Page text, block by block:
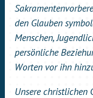
den Glauben
Menschen,
persönliche
Worten vor ihn
Unsere christlichen